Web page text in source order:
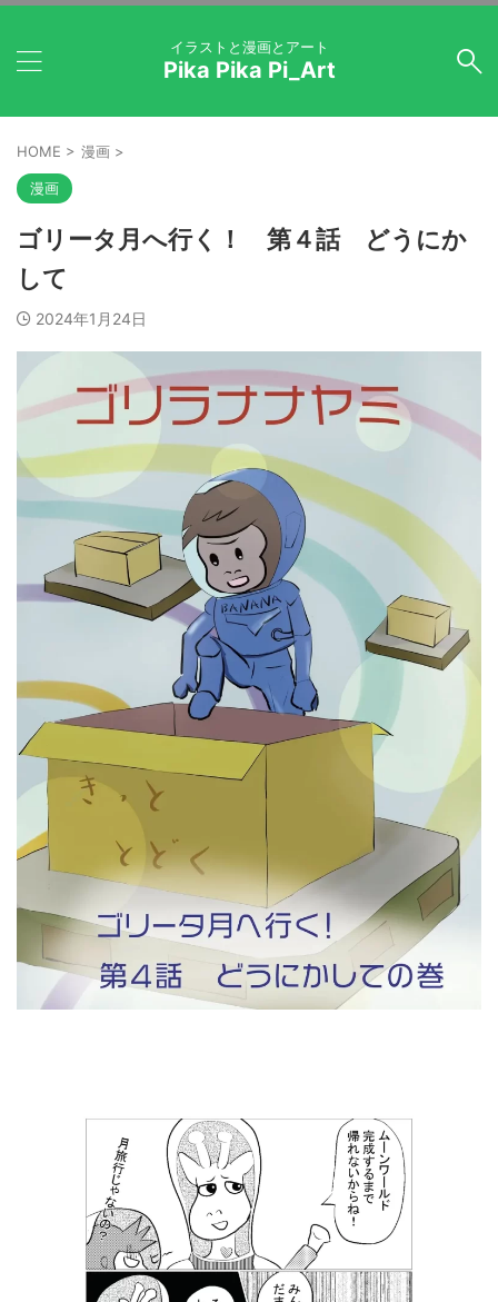
イラストと漫画とアート
Pika Pika Pi_Art
HOME > 漫画 >
漫画
ゴリータ月へ行く！ 第４話 どうにか
して
2024年1月24日